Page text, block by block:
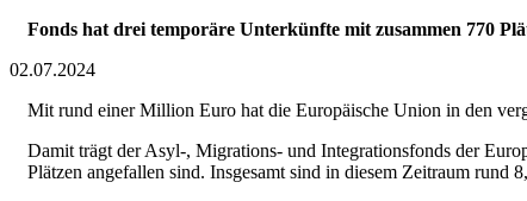
Fonds hat drei temporäre Unterkünfte mit zusammen 770
02.07.2024
Mit rund einer Million Euro hat die Europäische Union in den
Damit trägt der Asyl-, Migrations- und Integrationsfonds der
Plätzen angefallen sind. Insgesamt sind in diesem Zeitraum